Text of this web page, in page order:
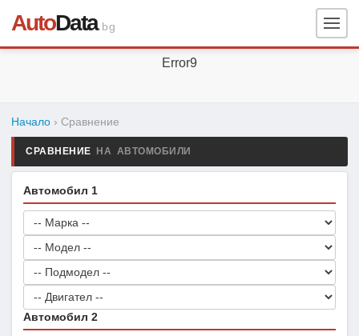
AutoData.bg
Error9
Начало › Сравнение
СРАВНЕНИЕ НА АВТОМОБИЛИ
Автомобил 1
Автомобил 2